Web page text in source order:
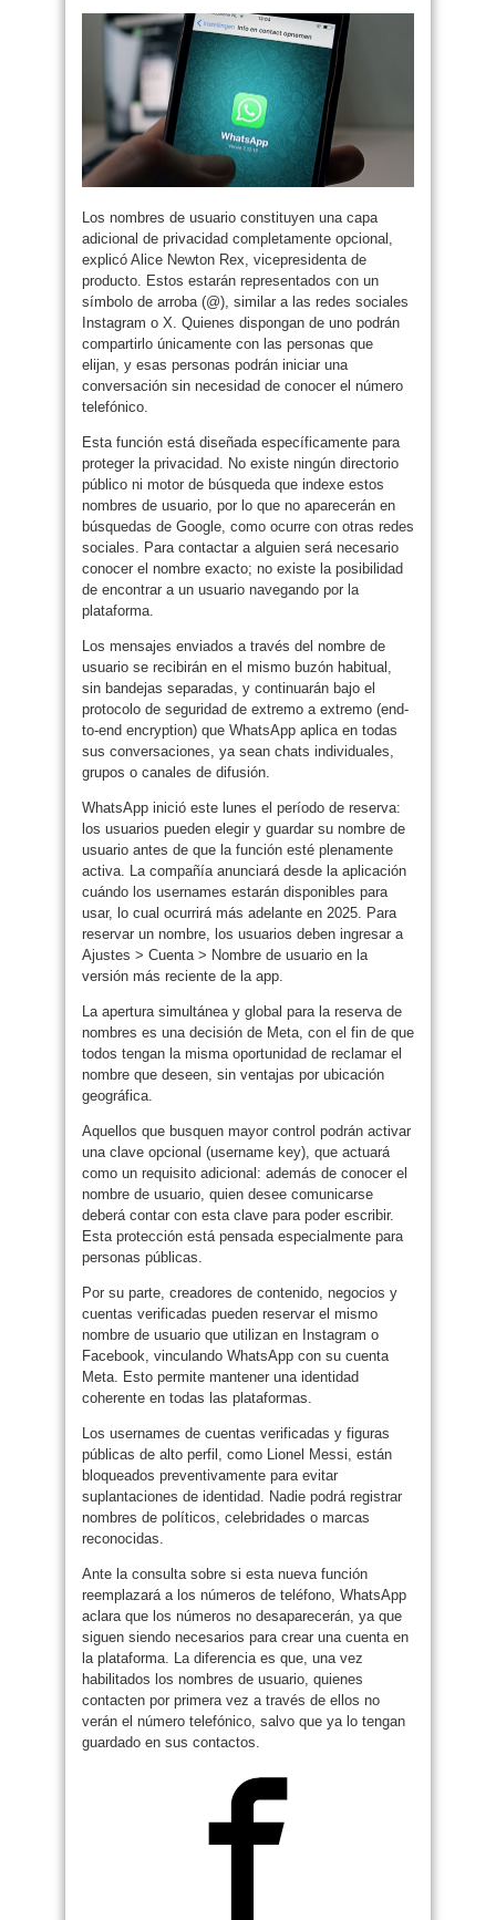
Los nombres de usuario constituyen una capa
adicional de privacidad completamente opcional,
explicó Alice Newton Rex, vicepresidenta de
producto. Estos estarán representados con un
símbolo de arroba (@), similar a las redes sociales
Instagram o X. Quienes dispongan de uno podrán
compartirlo únicamente con las personas que
elijan, y esas personas podrán iniciar una
conversación sin necesidad de conocer el número
telefónico.
Esta función está diseñada específicamente para
proteger la privacidad. No existe ningún directorio
público ni motor de búsqueda que indexe estos
nombres de usuario, por lo que no aparecerán en
búsquedas de Google, como ocurre con otras redes
sociales. Para contactar a alguien será necesario
conocer el nombre exacto; no existe la posibilidad
de encontrar a un usuario navegando por la
plataforma.
Los mensajes enviados a través del nombre de
usuario se recibirán en el mismo buzón habitual,
sin bandejas separadas, y continuarán bajo el
protocolo de seguridad de extremo a extremo (end-
to-end encryption) que WhatsApp aplica en todas
sus conversaciones, ya sean chats individuales,
grupos o canales de difusión.
WhatsApp inició este lunes el período de reserva:
los usuarios pueden elegir y guardar su nombre de
usuario antes de que la función esté plenamente
activa. La compañía anunciará desde la aplicación
cuándo los usernames estarán disponibles para
usar, lo cual ocurrirá más adelante en 2025. Para
reservar un nombre, los usuarios deben ingresar a
Ajustes > Cuenta > Nombre de usuario en la
versión más reciente de la app.
La apertura simultánea y global para la reserva de
nombres es una decisión de Meta, con el fin de que
todos tengan la misma oportunidad de reclamar el
nombre que deseen, sin ventajas por ubicación
geográfica.
Aquellos que busquen mayor control podrán activar
una clave opcional (username key), que actuará
como un requisito adicional: además de conocer el
nombre de usuario, quien desee comunicarse
deberá contar con esta clave para poder escribir.
Esta protección está pensada especialmente para
personas públicas.
Por su parte, creadores de contenido, negocios y
cuentas verificadas pueden reservar el mismo
nombre de usuario que utilizan en Instagram o
Facebook, vinculando WhatsApp con su cuenta
Meta. Esto permite mantener una identidad
coherente en todas las plataformas.
Los usernames de cuentas verificadas y figuras
públicas de alto perfil, como Lionel Messi, están
bloqueados preventivamente para evitar
suplantaciones de identidad. Nadie podrá registrar
nombres de políticos, celebridades o marcas
reconocidas.
Ante la consulta sobre si esta nueva función
reemplazará a los números de teléfono, WhatsApp
aclara que los números no desaparecerán, ya que
siguen siendo necesarios para crear una cuenta en
la plataforma. La diferencia es que, una vez
habilitados los nombres de usuario, quienes
contacten por primera vez a través de ellos no
verán el número telefónico, salvo que ya lo tengan
guardado en sus contactos.